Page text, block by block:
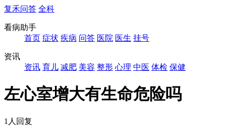
复禾问答 全科
看病助手
首页 症状 疾病 问答 医院 医生 挂号
资讯
资讯 育儿 减肥 美容 整形 心理 中医 体检 保健
左心室增大有生命危险吗
1人回复